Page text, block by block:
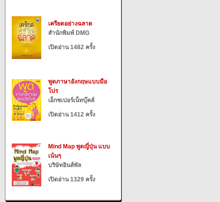
เครียดอย่างฉลาด
สำนักพิมพ์ DMG
เปิดอ่าน 1482 ครั้ง
พูดภาษาอังกฤษแบบมือ
โปร
เอ็กซเปอร์เน็ทบุ๊คส์
เปิดอ่าน 1412 ครั้ง
Mind Map พูดญี่ปุ่น แบบ
เน้นๆ
บริษัทอินส์พัล
เปิดอ่าน 1329 ครั้ง